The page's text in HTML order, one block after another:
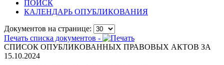
ПОИСК
КАЛЕНДАРЬ ОПУБЛИКОВАНИЯ
Документов на странице:
Печать списка документов -
СПИСОК ОПУБЛИКОВАННЫХ ПРАВОВЫХ АКТОВ ЗА
15.10.2024